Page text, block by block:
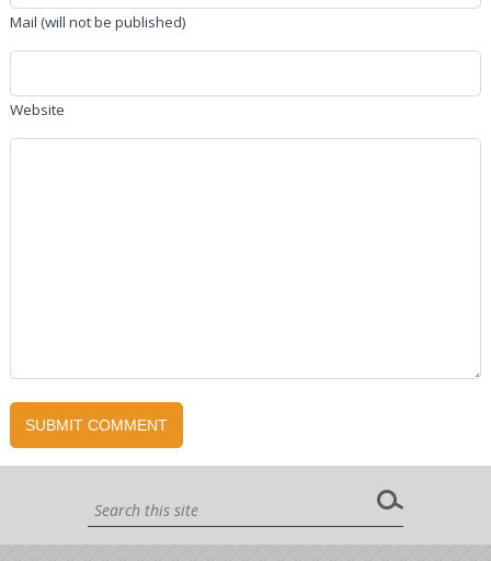
Mail (will not be published)
Website